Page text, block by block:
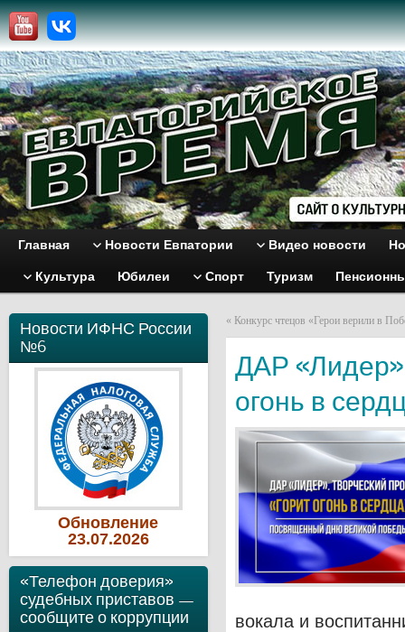
Главная Новости Евпатории Видео новости
Культура Юбилеи Спорт Туризм
Новости ИФНС России
№6
Обновление
23.07.2026
«Телефон доверия»
судебных приставов —
сообщите о коррупции
« Конкурс чтецов «Герои верили в
ДАР «Лидер»
огонь в
вокала и